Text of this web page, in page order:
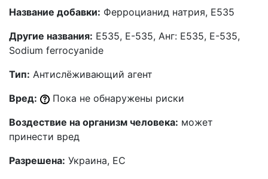
Название добавки: Ферроцианид натрия, Е535
Другие названия: Е535, Е-535, Анг: E535, E-535,
Sodium ferrocyanide
Тип: Антислёживающий агент
Вред:
Пока не обнаружены риски
Воздествие на организм человека: может
принести вред
Разрешена: Украина, ЕС